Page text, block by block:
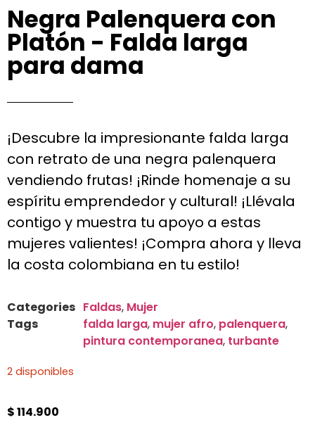
Negra Palenquera con
Platón - Falda larga
para dama
¡Descubre la impresionante falda larga
con retrato de una negra palenquera
vendiendo frutas! ¡Rinde homenaje a su
espíritu emprendedor y cultural! ¡Llévala
contigo y muestra tu apoyo a estas
mujeres valientes! ¡Compra ahora y lleva
la costa colombiana en tu estilo!
Categories Faldas, Mujer
Tags
falda larga, mujer afro, palenquera,
pintura contemporanea, turbante
2 disponibles
$114.900